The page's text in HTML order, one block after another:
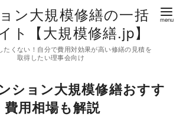
ン大規模修繕の一括
ト【大規模修繕.jp】
たくない！自分で費用対効果が高い修繕の見積を
取得したい理事会向け
ション大規模修繕おすす
用相場も解説